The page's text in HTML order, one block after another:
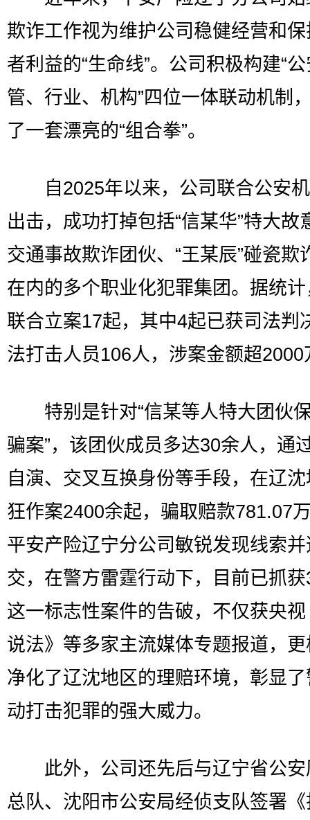
欺诈工作视为维护公司稳健经营和
者利益的“生命线”。公司积极构建“
管、行业、机构”四位一体联动机制
了一套漂亮的“组合拳”。
自2025年以来，公司联合公安
出击，成功打掉包括“信某华”特大故
交通事故欺诈团伙、“王某辰”碰瓷欺
在内的多个职业化犯罪集团。据统
联合立案17起，其中4起已获司法判
法打击人员106人，涉案金额超2000
特别是针对“信某等人特大团伙
骗案”，该团伙成员多达30余人，通
自演、交叉互换身份等手段，在辽
狂作案2400余起，骗取赔款781.07
平安产险辽宁分公司敏锐发现线索
交，在警方雷霆行动下，目前已抓
这一标志性案件的告破，不仅获央
说法》等多家主流媒体专题报道，
净化了辽沈地区的理赔环境，彰显
动打击犯罪的强大威力。
此外，公司还先后与辽宁省公安
总队、沈阳市公安局经侦支队签署